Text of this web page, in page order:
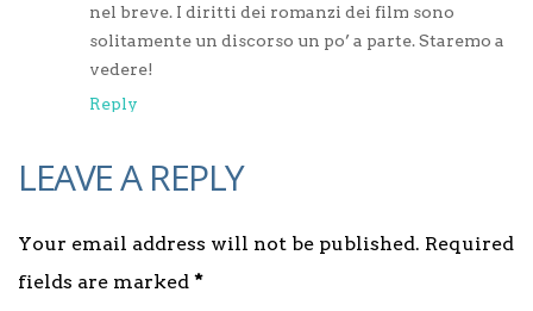
nel breve. I diritti dei romanzi dei film sono
solitamente un discorso un po’ a parte. Staremo a
vedere!
Reply
LEAVE A REPLY
Your email address will not be published. Required
fields are marked *